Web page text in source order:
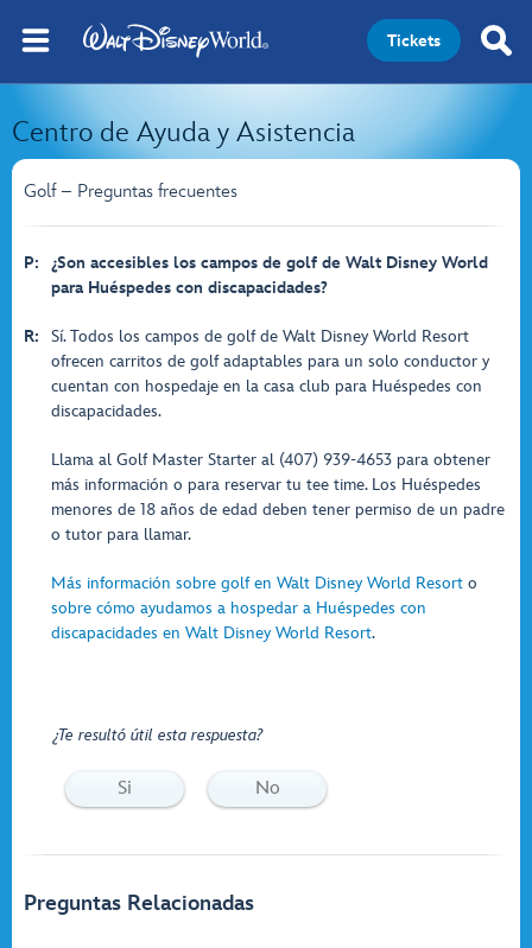
Tickets
Centro de Ayuda y Asistencia
Golf – Preguntas frecuentes
P:
¿Son accesibles los campos de golf de Walt Disney World
para Huéspedes con discapacidades?
R:
Sí. Todos los campos de golf de Walt Disney World Resort
ofrecen carritos de golf adaptables para un solo conductor y
cuentan con hospedaje en la casa club para Huéspedes con
discapacidades.
Llama al Golf Master Starter al (407) 939-4653 para obtener
más información o para reservar tu tee time. Los Huéspedes
menores de 18 años de edad deben tener permiso de un padre
o tutor para llamar.
Más información sobre golf en Walt Disney World Resort o
sobre cómo ayudamos a hospedar a Huéspedes con
discapacidades en Walt Disney World Resort.
¿Te resultó útil esta respuesta?
Si No
Preguntas Relacionadas